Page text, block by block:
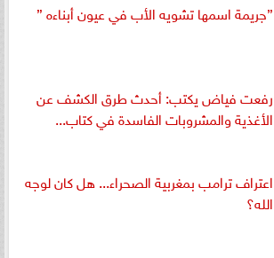
”جريمة اسمها تشويه الأب في عيون أبناءه ”
رفعت فياض يكتب: أحدث طرق الكشف عن
الأغذية والمشروبات الفاسدة في كتاب...
اعتراف ترامب بمغربية الصحراء... هل كان لوجه
الله؟